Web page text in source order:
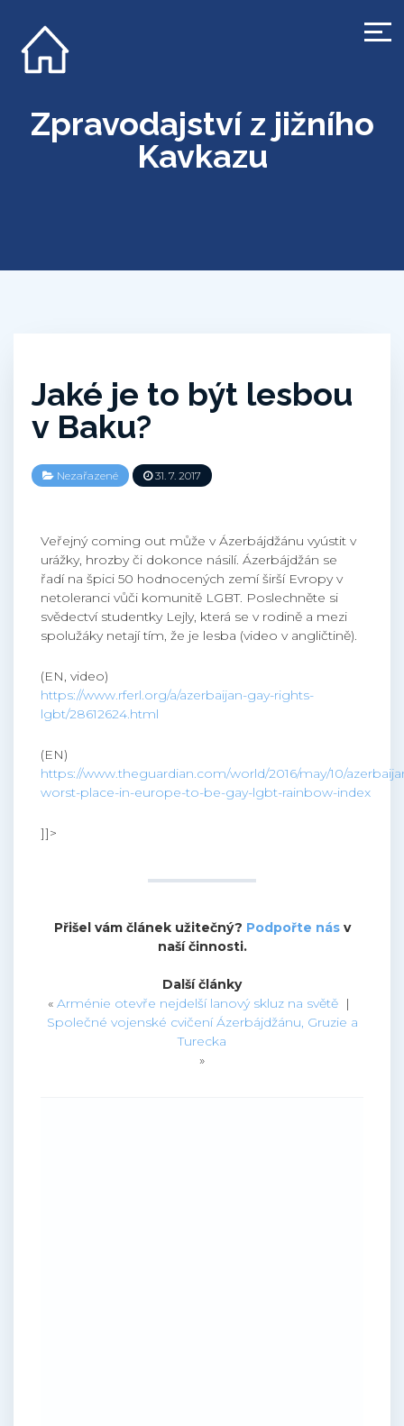
Zpravodajství z jižního
Kavkazu
Jaké je to být lesbou
v Baku?
Nezařazené 31. 7. 2017
Veřejný coming out může v Ázerbájdžánu vyústit v
urážky, hrozby či dokonce násilí. Ázerbájdžán se
řadí na špici 50 hodnocených zemí širší Evropy v
netoleranci vůči komunitě LGBT. Poslechněte si
svědectví studentky Lejly, která se v rodině a mezi
spolužáky netají tím, že je lesba (video v angličtině).
(EN, video)
https://www.rferl.org/a/azerbaijan-gay-rights-
lgbt/28612624.html
(EN)
https://www.theguardian.com/world/2016/may/10/
worst-place-in-europe-to-be-gay-lgbt-rainbow-index
]]>
Přišel vám článek užitečný? Podpořte násv
naší činnosti.
Další články
« Arménie otevře nejdelší lanový skluz na světě|
Společné vojenské cvičení Ázerbájdžánu, Gruzie a
Turecka
»